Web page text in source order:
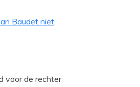
voor de rechter